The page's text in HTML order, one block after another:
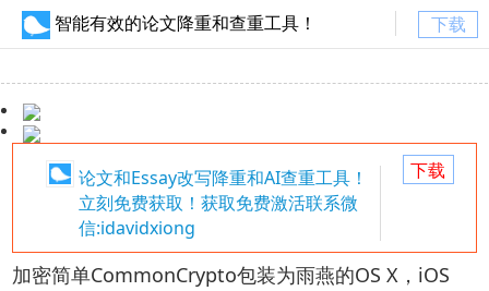
智能有效的论文降重和查重工具！ 下载
论文和Essay改写降重和AI查重工具！
立刻免费获取！获取免费激活联系微
信:idavidxiong
下载
加密简单CommonCrypto包装为雨燕的OS X，iOS